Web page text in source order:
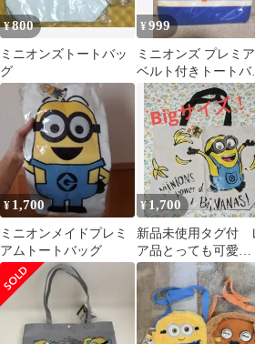
¥800
ミニオンズトートバッ
グ
¥999
ミニオンズ プレミ
ベルト付きトートバ
グ
¥ 1,700
ミニオンメイドプレミ
アムトートバッグ
¥1,700
新品未使用タグ付
ア品とっても可愛
い!Bigミニオントー
バッグ